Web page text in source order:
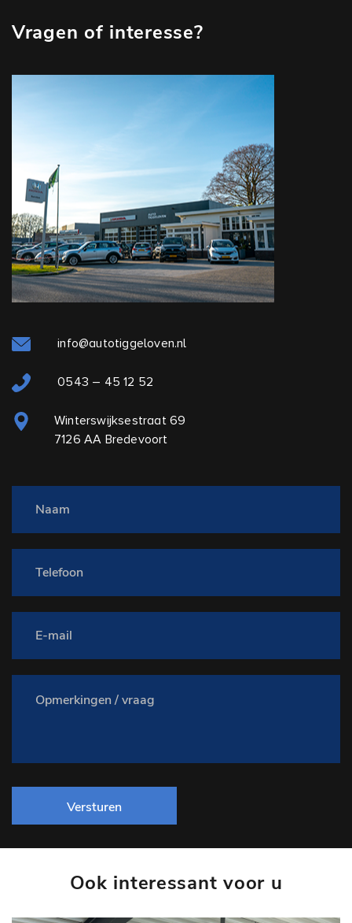
Vragen of interesse?
info@autotiggeloven.nl
0543 – 45 12 52
Winterswijksestraat 69
7126 AA Bredevoort
Versturen
Ook interessant voor u